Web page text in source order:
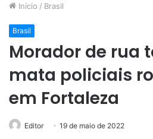
Início / Brasil
Brasil
Morador de rua
mata policiais
em Fortaleza
Editor 19 de maio de 2022